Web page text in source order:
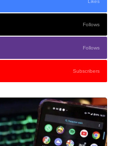
Likes
Follows
Follows
Subscribers